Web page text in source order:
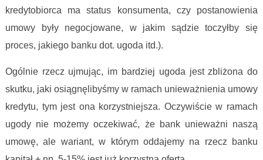
kredytobiorca ma status konsumenta, czy postanowienia
umowy były negocjowane, w jakim sądzie toczyłby się
proces, jakiego banku dot. ugoda itd.).
Ogólnie rzecz ujmując, im bardziej ugoda jest zbliżona do
skutku, jaki osiągnęlibyśmy w ramach unieważnienia umowy
kredytu, tym jest ona korzystniejsza. Oczywiście w ramach
ugody nie możemy oczekiwać, że bank unieważni naszą
umowę, ale wariant, w którym oddajemy na rzecz banku